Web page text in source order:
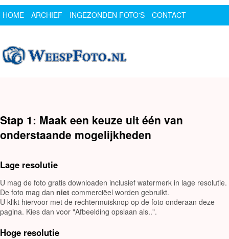
HOME ARCHIEF INGEZONDEN FOTO'S
CONTACT
Stap 1: Maak een keuze uit één van
onderstaande mogelijkheden
Lage resolutie
U mag de foto gratis downloaden inclusief watermerk in lage resolutie.
De foto mag dan niet commerciëel worden gebruikt.
U klikt hiervoor met de rechtermuisknop op de foto onderaan deze
pagina. Kies dan voor "Afbeelding opslaan als..".
Hoge resolutie